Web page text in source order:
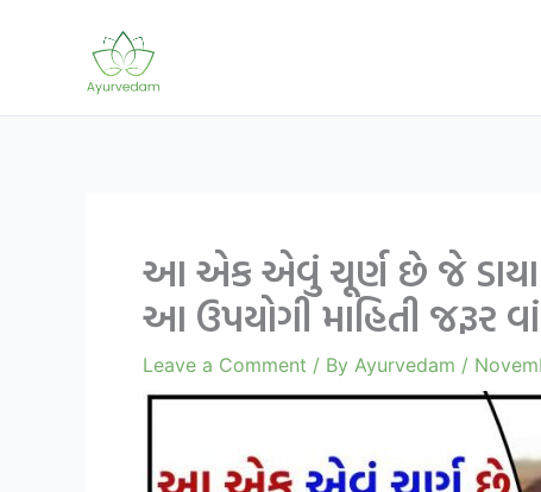
આ એક એવું ચૂર્ણ છે જે
આ ઉપયોગી માહિતી જરૂર
Leave a Comment / By Ayurvedam /